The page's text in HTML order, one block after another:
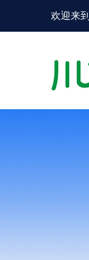
欢迎来到